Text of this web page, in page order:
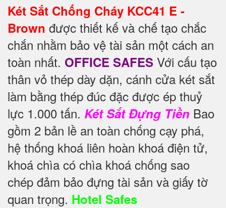
Két Sắt Chống Cháy KCC41 E -
Brown được thiết kế và chế tạo chắc
chắn nhằm bảo vệ tài sản một cách an
toàn nhất. OFFICE SAFES Với cấu tạo
thân vỏ thép dày dặn, cánh cửa két sắt
làm bằng thép đúc đặc được ép thuỷ
lực 1.000 tấn. Két Sắt Đựng Tiền Bao
gồm 2 bản lề an toàn chống cạy phá,
hệ thống khoá liên hoàn khoá điện tử,
khoá chìa có chìa khoá chống sao
chép đảm bảo đựng tài sản và giấy tờ
quan trọng. Hotel Safes